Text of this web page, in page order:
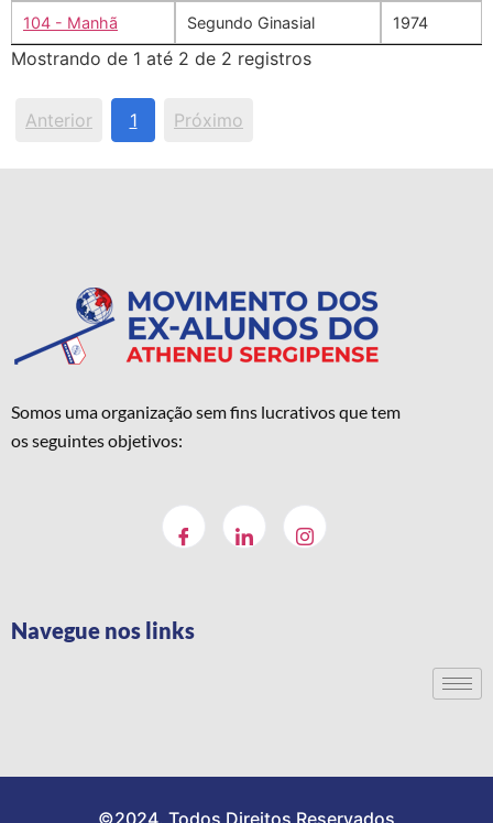
104 - Manhã Segundo Ginasial 1974
Mostrando de 1 até 2 de 2 registros
Anterior 1 Próximo
Somos uma organização sem fins lucrativos que tem
os seguintes objetivos:
Navegue nos links
©2024. Todos Direitos Reservados